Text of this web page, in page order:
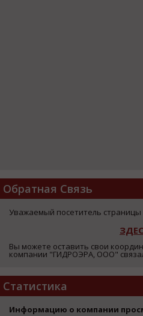
Обратная Связь
Уважаемый посетитель
Вы можете оставить свои
компании "ГИДРОЭРА, ООО"
Статистика
Информацию о компании